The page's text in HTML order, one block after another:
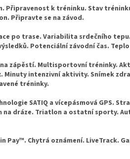
k tréninku. Stav
Připravte se na závod.
po trase. Variabilita srdečního
Potenciální závodní čas.
zápěstí. Multisportovní tréninky.
Minuty intenzivní aktivity. Snímek
tréninky.
SATIQ a vícepásmová GPS.
dráze. Triatlon a ostatní sporty.
Pay™. Chytrá oznámení. LiveTrack.